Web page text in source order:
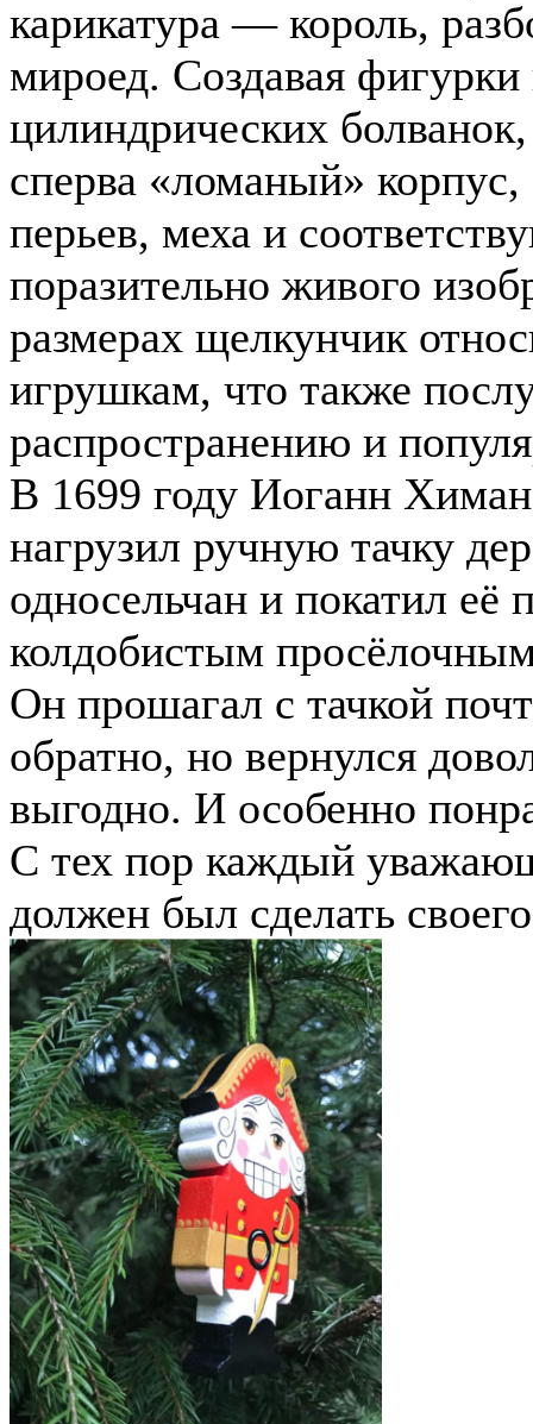
карикатура — король,
мироед. Создавая
цилиндрических
сперва «ломаный»
перьев, меха и
поразительно живого
размерах щелкунчик
игрушкам, что также
распространению и
В 1699 году Иоганн
нагрузил ручную тачку
односельчан и покатил
колдобистым
Он прошагал с тачкой
обратно, но вернулся
выгодно. И особенно
С тех пор каждый
должен был сделать